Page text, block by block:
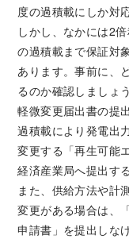
度の過積載にしか対
しかし、なかには2
の過積載まで保証対
あります。事前に、
るのか確認しましょう
軽微変更届出書の提
過積載により発電出
変更する「再生可能
経済産業局へ提出す
また、供給方法や計
変更がある場合は、
申請書」を提出しな